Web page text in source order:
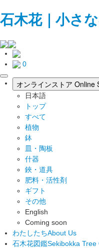
石木花｜小さ
0
toggle
navigation
オンラインストア Online
日本語
トップ
すべて
植物
鉢
皿・陶板
什器
鋏・道具
肥料・活性剤
ギフト
その他
English
Coming soon
わたしたちAbout Us
石木花図鑑Sekibokka Tree